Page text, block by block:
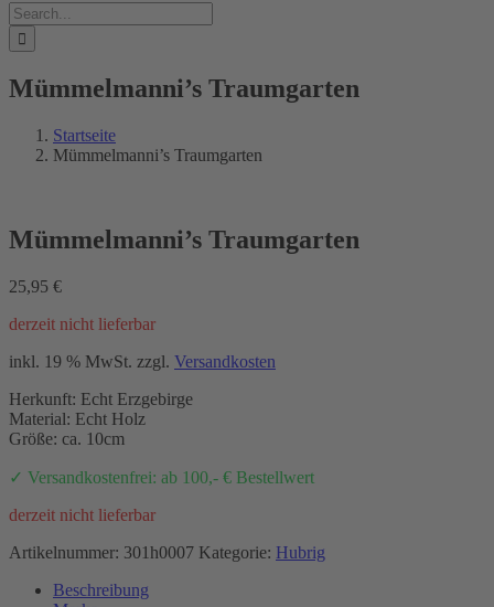
Suche
nach:
Mümmelmanni’s Traumgarten
Startseite
Mümmelmanni’s Traumgarten
Mümmelmanni’s Traumgarten
25,95 €
derzeit nicht lieferbar
inkl. 19 % MwSt. zzgl. Versandkosten
Herkunft: Echt Erzgebirge
Material: Echt Holz
Größe: ca. 10cm
✓ Versandkostenfrei: ab 100,- € Bestellwert
derzeit nicht lieferbar
Artikelnummer: 301h0007 Kategorie: Hubrig
Beschreibung